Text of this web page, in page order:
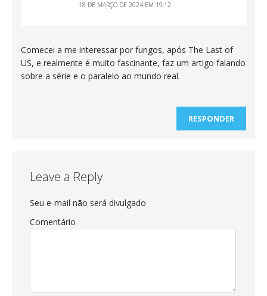
18 DE MARÇO DE 2024 EM 19:12
Comecei a me interessar por fungos, após The Last of
US, e realmente é muito fascinante, faz um artigo falando
sobre a série e o paralelo ao mundo real.
RESPONDER
Leave a Reply
Seu e-mail não será divulgado
Comentário